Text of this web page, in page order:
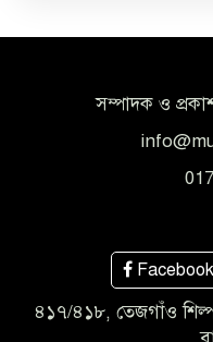
সম্পাদক ও
Facebook
৪১৭/৪১৮, তেজগাঁও